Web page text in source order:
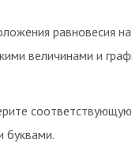
равновесия
величинами и